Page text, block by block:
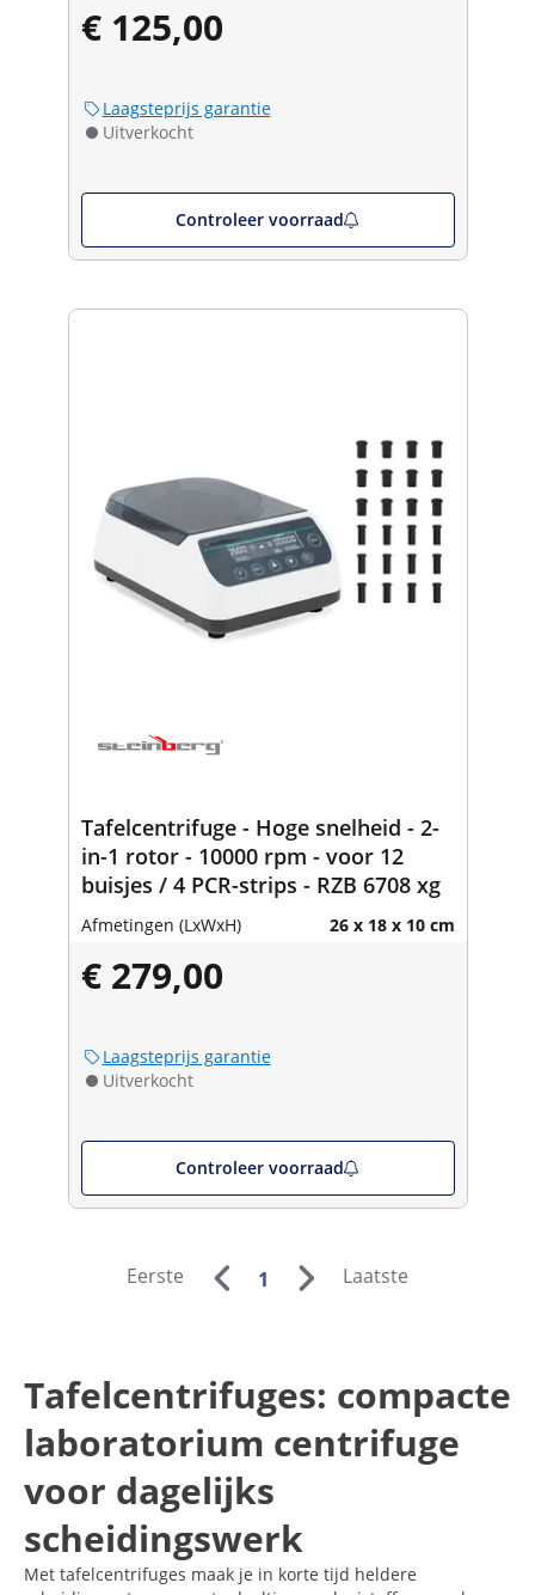
€ 125,00
Laagsteprijs garantie
Uitverkocht
Controleer voorraad
Tafelcentrifuge - Hoge snelheid - 2-
in-1 rotor - 10000 rpm - voor 12
buisjes / 4 PCR-strips - RZB 6708 xg
Afmetingen (LxWxH) 26 x 18 x 10 cm
€ 279,00
Laagsteprijs garantie
Uitverkocht
Controleer voorraad
Eerste 1 Laatste
Tafelcentrifuges: compacte
laboratorium centrifuge
voor dagelijks
scheidingswerk
Met tafelcentrifuges maak je in korte tijd heldere